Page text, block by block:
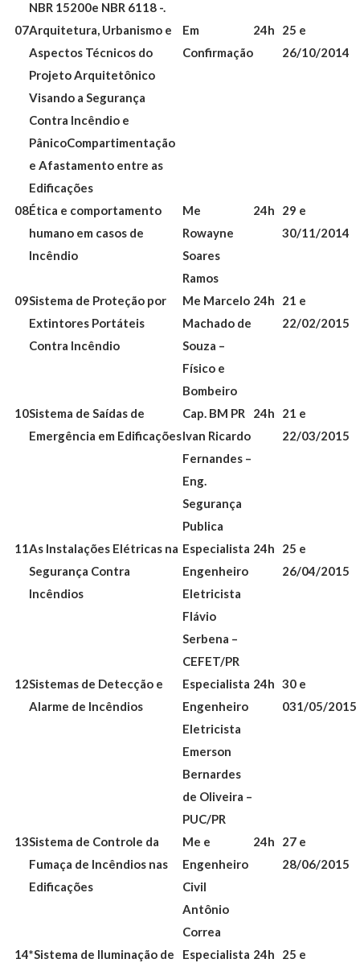
NBR 15200e NBR 6118 -.
07Arquitetura, Urbanismo e
Aspectos Técnicos do
Projeto Arquitetônico
Visando a Segurança
Contra Incêndio e
PânicoCompartimentação
e Afastamento entre as
Edificações
Em
Confirmação
24h
25 e
26/10/2014
08Ética e comportamento
humano em casos de
Incêndio
Me
Rowayne
Soares
Ramos
24h
29 e
30/11/2014
09Sistema de Proteção por
Extintores Portáteis
Contra Incêndio
Me Marcelo
Machado de
Souza –
Físico e
Bombeiro
24h
21 e
22/02/2015
10Sistema de Saídas de
Emergência em Edificações
Cap. BM PR
Ivan Ricardo
Fernandes –
Eng.
Segurança
Publica
24h
21 e
22/03/2015
11As Instalações Elétricas na
Segurança Contra
Incêndios
Especialista
Engenheiro
Eletricista
Flávio
Serbena –
CEFET/PR
24h
25 e
26/04/2015
12Sistemas de Detecção e
Alarme de Incêndios
Especialista
Engenheiro
Eletricista
Emerson
Bernardes
de Oliveira –
PUC/PR
24h 30 e
031/05/2015
13Sistema de Controle da
Fumaça de Incêndios nas
Edificações
Me e
Engenheiro
Civil
Antônio
Correa
24h
27 e
28/06/2015
14*Sistema de Iluminação de Especialista 24h 25 e